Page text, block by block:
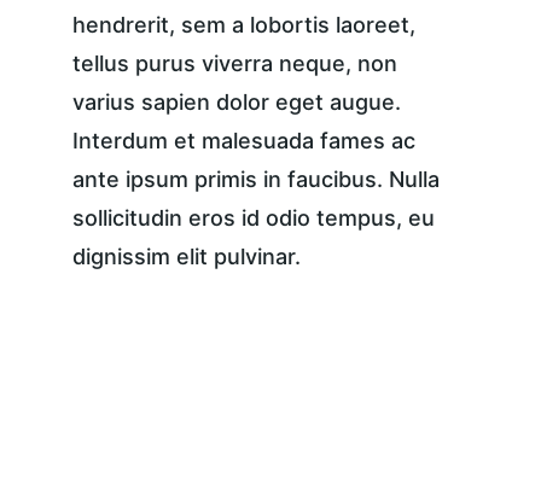
hendrerit, sem a lobortis laoreet,
tellus purus viverra neque, non
varius sapien dolor eget augue.
Interdum et malesuada fames ac
ante ipsum primis in faucibus. Nulla
sollicitudin eros id odio tempus, eu
dignissim elit pulvinar.